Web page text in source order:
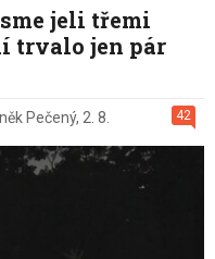
jeli třemi
trvalo jen pár
42
Pečený, 2. 8.